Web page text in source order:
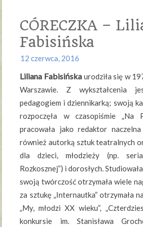
CÓRECZKA –
Fabisińska
12 czerwca, 2016
Liliana Fabisińska urodziła się w
Warszawie. Z wykształcenia
pedagogiem i dziennikarką; swoją
rozpoczęła w czasopiśmie „Na
pracowała jako redaktor naczelna
również autorką sztuk teatralnych
dla dzieci, młodzieży (np.
Rozkosznej”) i dorosłych.
swoją twórczość otrzymała wiele
za sztukę „Internautka” otrzymała
„My, młodzi XX wieku”,
konkursie im. Stanisława